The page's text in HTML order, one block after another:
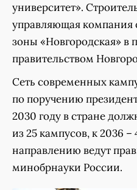
университет».
управляющая компания
зоны «Новгородская» в
правительством
Сеть современных
по поручению
2030 году в стране
из 25 кампусов, к 2036
направлению ведут
минобрнауки России.